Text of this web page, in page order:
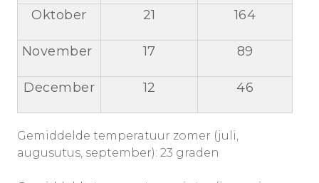
Oktober 21 164
November 17 89
December 12 46
Gemiddelde temperatuur zomer (juli,
augusutus, september): 23 graden